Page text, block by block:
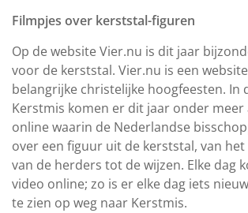
Filmpjes over kerststal-figuren
Op de website Vier.nu is dit jaar
voor de kerststal. Vier.nu is een
belangrijke christelijke hoogfeesten. In
Kerstmis komen er dit jaar onder meer
online waarin de Nederlandse
over een figuur uit de kerststal, van
van de herders tot de wijzen. Elke dag
video online; zo is er elke dag iets
te zien op weg naar Kerstmis.